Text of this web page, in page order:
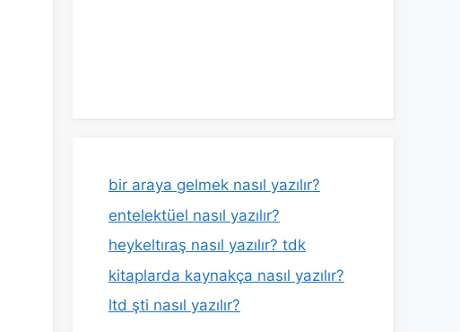
bir araya gelmek nasıl yazılır?
entelektüel nasıl yazılır?
heykeltıraş nasıl yazılır? tdk
kitaplarda kaynakça nasıl yazılır?
ltd şti nasıl yazılır?